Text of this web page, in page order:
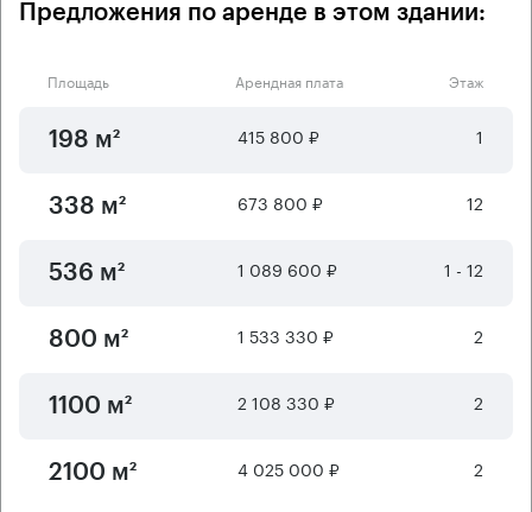
Предложения по аренде в этом здании:
Площадь Арендная плата Этаж
198 м² 415 800 ₽ 1
338 м² 673 800 ₽ 12
536 м² 1 089 600 ₽ 1 - 12
800 м² 1 533 330 ₽ 2
1100 м² 2 108 330 ₽ 2
2100 м² 4 025 000 ₽ 2